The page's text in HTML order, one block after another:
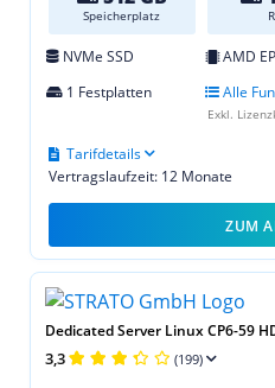
Speicherplatz
NVMe SSD AMD
1 Festplatten
Alle
Vertragslaufzeit: 12 Monate
Tarifdetails
Exkl.
ZUM
Dedicated Server Linux CP6-59
3,3 (199)